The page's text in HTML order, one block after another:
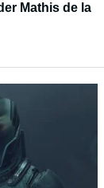
Mathis de la